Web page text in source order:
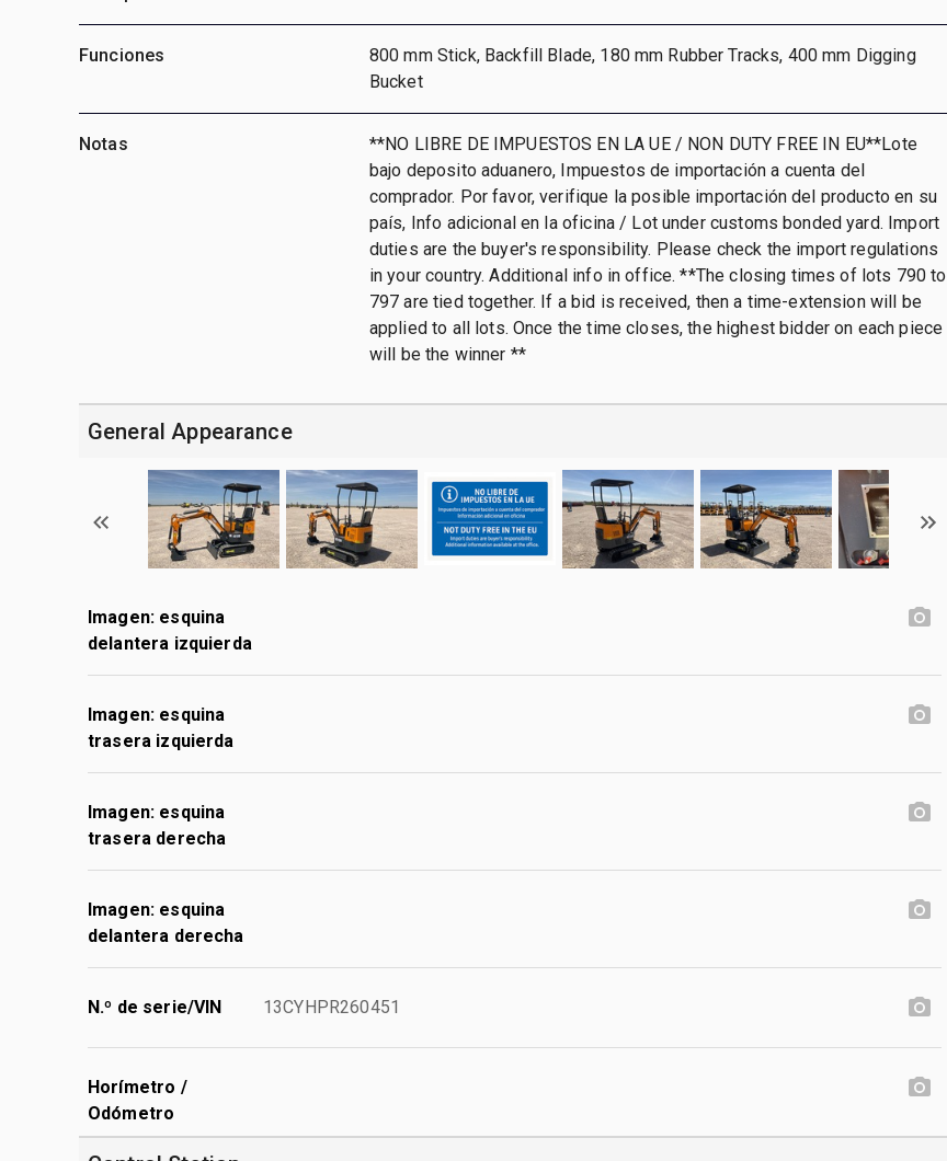
Funciones
800 mm Stick, Backfill Blade, 180 mm Rubber Tracks, 400 mm Digging
Bucket
Notas
**NO LIBRE DE IMPUESTOS EN LA UE / NON DUTY FREE IN EU**Lote
bajo deposito aduanero, Impuestos de importación a cuenta del
comprador. Por favor, verifique la posible importación del producto en su
país, Info adicional en la oficina / Lot under customs bonded yard. Import
duties are the buyer's responsibility. Please check the import regulations
in your country. Additional info in office. **The closing times of lots 790 to
797 are tied together. If a bid is received, then a time-extension will be
applied to all lots. Once the time closes, the highest bidder on each piece
will be the winner **
General Appearance
Imagen: esquina
delantera izquierda
Imagen: esquina
trasera izquierda
Imagen: esquina
trasera derecha
Imagen: esquina
delantera derecha
N.º de serie/VIN 13CYHPR260451
Horímetro /
Odómetro